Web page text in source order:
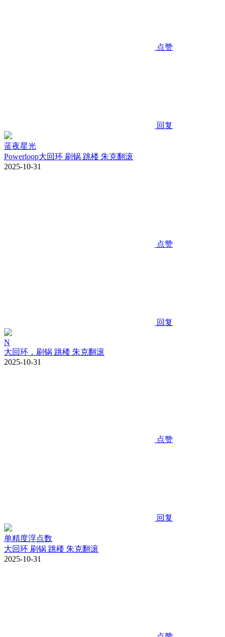
点赞
回复
蓝夜星光
Powerloop大回环 刷锅 跳楼 朱克翻滚
2025-10-31
点赞
回复
N
大回环，刷锅 跳楼 朱克翻滚
2025-10-31
点赞
回复
单精度浮点数
大回环 刷锅 跳楼 朱克翻滚
2025-10-31